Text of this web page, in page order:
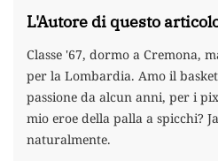
L'Autore di questo
Classe '67, dormo a Cremona,
per la Lombardia. Amo il
passione da alcun anni, per i
mio eroe della palla a spicchi?
naturalmente.